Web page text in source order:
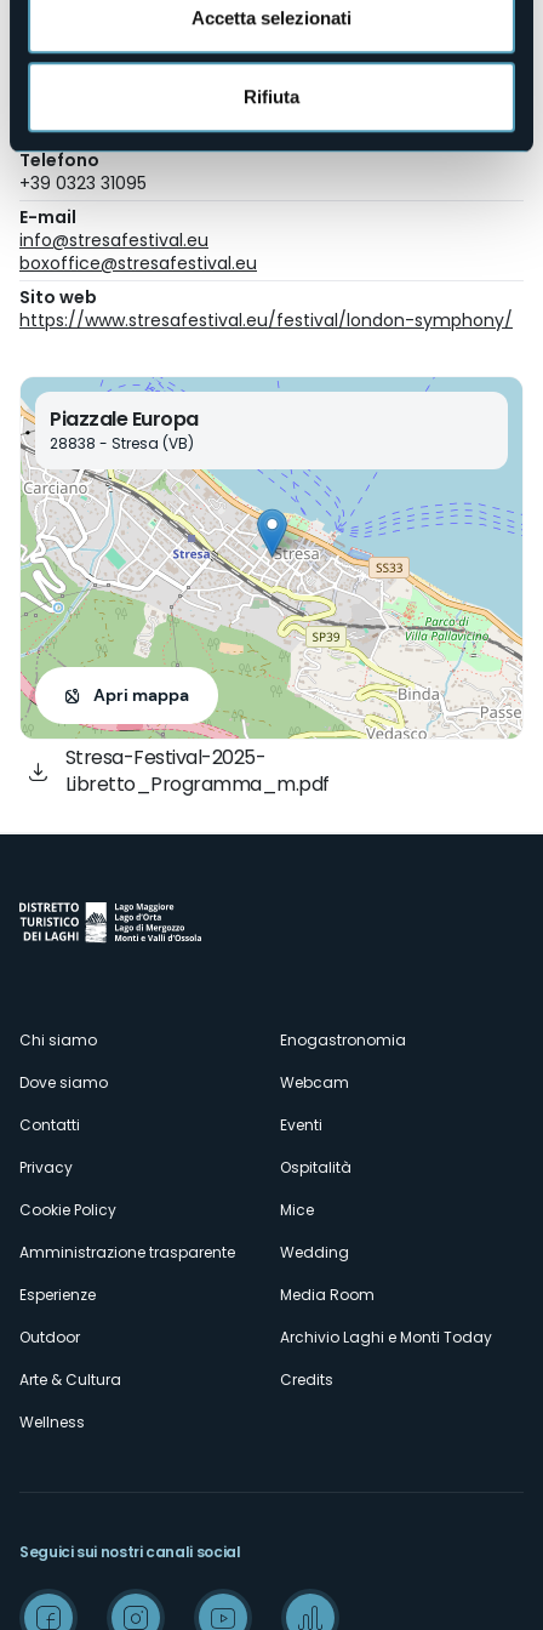
Accetta selezionati
Rifiuta
In allegato programma completo del Festival.
Organizzatore
Stresa Festival
Stresa Festival Hall
Telefono
+39 0323 31095
E-mail
info@stresafestival.eu
boxoffice@stresafestival.eu
Sito web
https://www.stresafestival.eu/festival/london-symphony/
Piazzale Europa
28838 - Stresa (VB)
Apri mappa
Stresa-Festival-2025-
Libretto_Programma_m.pdf
Menù
secondario
Chi siamo
Dove siamo
Contatti
Privacy
Cookie Policy
Amministrazione trasparente
Esperienze
Outdoor
Arte & Cultura
Wellness
Enogastronomia
Webcam
Eventi
Ospitalità
Mice
Wedding
Media Room
Archivio Laghi e Monti Today
Credits
Seguici sui nostri canali social